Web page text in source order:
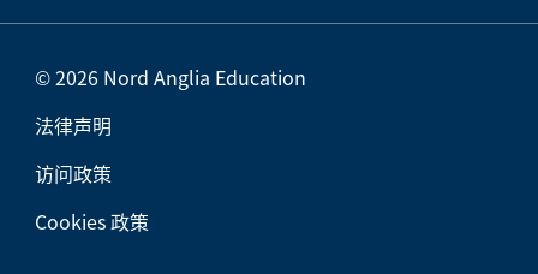
© 2026 Nord Anglia Education
法律声明
访问政策
Cookies 政策